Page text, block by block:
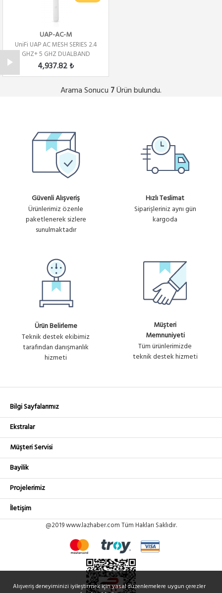
UAP-AC-M
UniFi UAP AC MESH SERIES 2.4
GHZ+ 5 GHZ DUALBAND
4,937.82 ₺
Arama Sonucu 7Ürün bulundu.
Güvenli Alışveriş
Ürünlerimiz özenle
paketlenerek sizlere
sunulmaktadır
Hızlı Teslimat
Siparişleriniz aynı gün
kargoda
Ürün Belirleme
Teknik destek ekibimiz
tarafından danışmanlık
hizmeti
Müşteri
Memnuniyeti
Tüm ürünlerimizde
teknik destek hizmeti
Bilgi Sayfalarımız
Ekstralar
Müşteri Servisi
Bayilik
Projelerimiz
İletişim
@2019 www.lazhaber.com Tüm Hakları Saklıdır.
Alışveriş deneyiminizi iyileştirmek için yasal düzenlemelere uygun çerezler